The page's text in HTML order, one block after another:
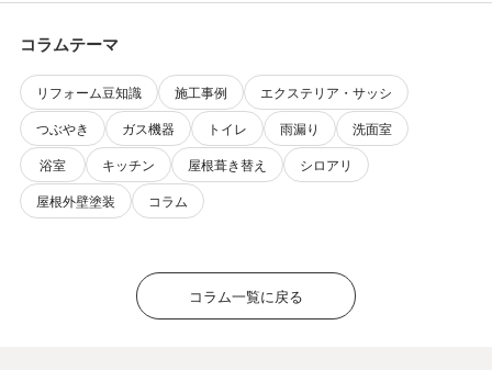
コラムテーマ
リフォーム豆知識 施工事例
エクステリア・サッシ
つぶやき
ガス機器 トイレ 雨漏り
洗面室
浴室
キッチン 屋根葺き替え
シロアリ
屋根外壁塗装
コラム
コラム一覧に戻る